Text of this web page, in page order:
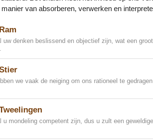
van absorberen, verwerken en
uw denken beslissend en objectief zijn, wat een
we vaak de neiging om ons rationeel te
u mondeling competent zijn, dus u zult een